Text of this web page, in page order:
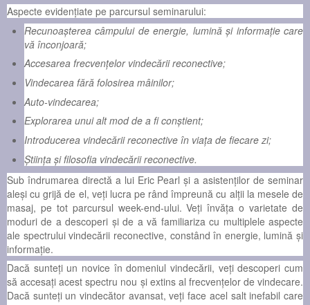
Aspecte evidențiate pe parcursul seminarului:
Recunoaşterea câmpului de energie, lumină şi informaţie care
vă înconjoară;
Accesarea frecvenţelor vindecării reconective;
Vindecarea fără folosirea mâinilor;
Auto-vindecarea;
Explorarea unui alt mod de a fi conştient;
Introducerea vindecării reconective în viaţa de fiecare zi;
Ştiinţa şi filosofia vindecării reconective.
Sub îndrumarea directă a lui Eric Pearl şi a asistenților de seminar
aleşi cu grijă de el, veţi lucra pe rând împreună cu alţii la mesele de
masaj, pe tot parcursul week-end-ului. Veți învăţa o varietate de
moduri de a descoperi şi de a vă familiariza cu multiplele aspecte
ale spectrului vindecării reconective, constând în energie, lumină şi
informaţie.
Dacă sunteţi un novice în domeniul vindecării, veţi descoperi cum
să accesaţi acest spectru nou şi extins al frecvenţelor de vindecare.
Dacă sunteţi un vindecător avansat, veţi face acel salt inefabil care